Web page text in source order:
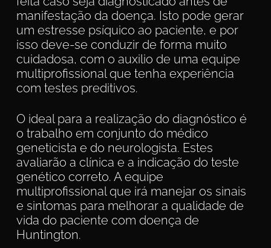
manifestação da doença. Isto pode gerar
um estresse psíquico ao paciente, e por
isso deve-se conduzir de forma muito
cuidadosa, com o auxilio de uma equipe
multiprofissional que tenha experiência
com testes preditivos.
O ideal para a realização do diagnóstico é
o trabalho em conjunto do médico
geneticista e do neurologista. Estes
avaliarão a clínica e a indicação do teste
genético correto. A equipe
multiprofissional que irá manejar os sinais
e sintomas para melhorar a qualidade de
vida do paciente com doença de
Huntington.